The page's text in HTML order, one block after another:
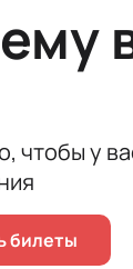
чтобы у
билеты